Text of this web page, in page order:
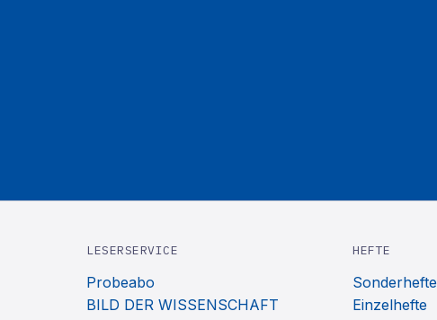
LESERSERVICE
Probeabo
BILD DER WISSENSCHAFT
HEFTE
Sonderhefte
Einzelhefte